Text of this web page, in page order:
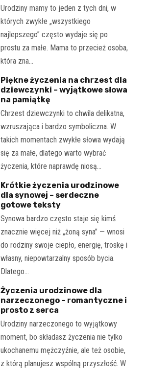
Urodziny mamy to jeden z tych dni, w
których zwykłe „wszystkiego
najlepszego” często wydaje się po
prostu za małe. Mama to przecież osoba,
która zna…
Piękne życzenia na chrzest dla
dziewczynki – wyjątkowe słowa
na pamiątkę
Chrzest dziewczynki to chwila delikatna,
wzruszająca i bardzo symboliczna. W
takich momentach zwykłe słowa wydają
się za małe, dlatego warto wybrać
życzenia, które naprawdę niosą…
Krótkie życzenia urodzinowe
dla synowej – serdeczne
gotowe teksty
Synowa bardzo często staje się kimś
znacznie więcej niż „żoną syna” — wnosi
do rodziny swoje ciepło, energię, troskę i
własny, niepowtarzalny sposób bycia.
Dlatego…
Życzenia urodzinowe dla
narzeczonego – romantyczne i
prosto z serca
Urodziny narzeczonego to wyjątkowy
moment, bo składasz życzenia nie tylko
ukochanemu mężczyźnie, ale też osobie,
z którą planujesz wspólną przyszłość. W